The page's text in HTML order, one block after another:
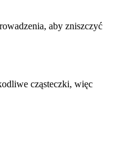
aby zniszczyć
cząsteczki, więc